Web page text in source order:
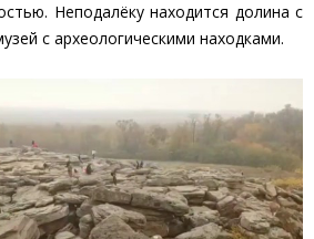
Неподалёку находится долина с
с археологическими находками.